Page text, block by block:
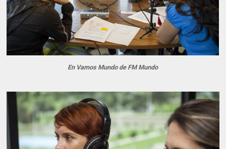
En Vamos Mundo de FM Mundo